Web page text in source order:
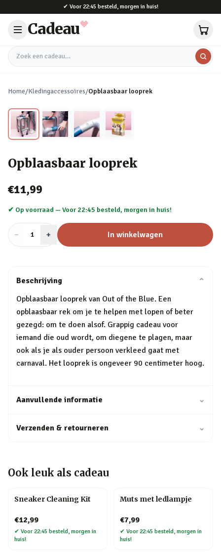
✔ Voor 22:45 besteld, morgen in huis!
Cadeau
Zoek een cadeau
Home/Kledingaccessoires/Opblaasbaar looprek
Opblaasbaar looprek
€11,99
✔ Op voorraad —Voor 22:45 besteld, morgen in huis!
− Aantal
1 + In winkelwagen
Beschrijving
⌄
Opblaasbaar looprek van Out of the Blue. Een
opblaasbaar rek om je te helpen met lopen of beter
gezegd: om te doen alsof. Grappig cadeau voor
iemand die oud wordt, om diegene te plagen, maar
ook als je als ouder persoon verkleed gaat met
carnaval. Het looprek is ongeveer 90 centimeter hoog.
Aanvullende informatie ⌄
Verzenden & retourneren ⌄
Ook leuk als cadeau
Sneaker Cleaning Kit
€12,99
✔ Voor 22:45 besteld, morgen in
huis!
Muts met ledlampje
€7,99
✔ Voor 22:45 besteld, morgen in
huis!